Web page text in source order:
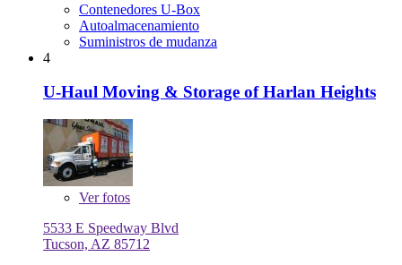
Contenedores U-Box
Autoalmacenamiento
Suministros de mudanza
4
U-Haul Moving & Storage of Harlan Heights
Verfotos
5533 E Speedway Blvd
Tucson, AZ 85712